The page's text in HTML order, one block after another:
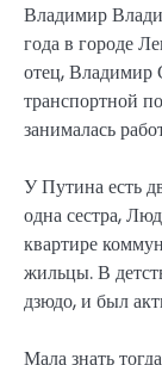
Владимир
года в городе
отец, Владимир
транспортной
занималась
У Путина есть
одна сестра,
квартире
жильцы. В
дзюдо, и был
Мала знать